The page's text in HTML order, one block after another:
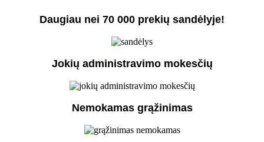
Daugiau nei 70 000 prekių sandėlyje!
Jokių administravimo mokesčių
Nemokamas grąžinimas